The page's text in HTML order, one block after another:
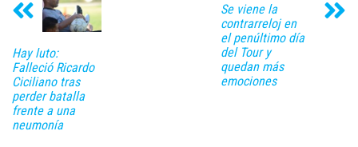
Hay luto:
Falleció Ricardo
Ciciliano tras
perder batalla
frente a una
neumonía
Se viene la
contrarreloj en
el penúltimo día
del Tour y
quedan más
emociones